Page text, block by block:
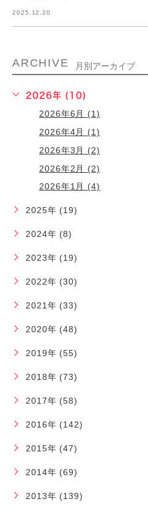
2025.12.20
ARCHIVE 月別アーカイブ
2026年 (10)
2026年6月 (1)
2026年4月 (1)
2026年3月 (2)
2026年2月 (2)
2026年1月 (4)
2025年 (19)
2024年 (8)
2023年 (19)
2022年 (30)
2021年 (33)
2020年 (48)
2019年 (55)
2018年 (73)
2017年 (58)
2016年 (142)
2015年 (47)
2014年 (69)
2013年 (139)